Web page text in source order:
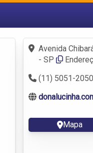
Fazer login
Criar conta
Avenida
- SP
(11) 5051-2050
Mapa